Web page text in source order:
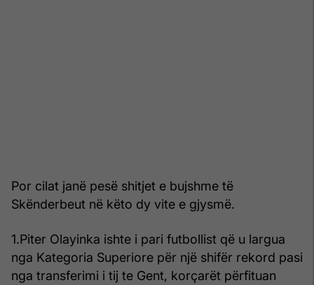
Por cilat janë pesë shitjet e bujshme të
Skënderbeut në këto dy vite e gjysmë.
1.Piter Olayinka ishte i pari futbollist që u largua
nga Kategoria Superiore për një shifër rekord pasi
nga transferimi i tij te Gent, korçarët përfituan